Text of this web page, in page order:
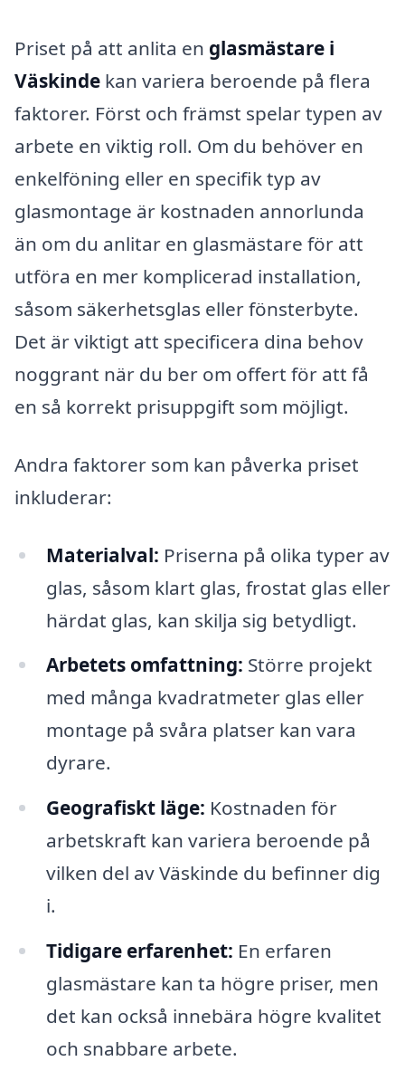
Priset på att anlita en glasmästare i
Väskinde kan variera beroende på flera
faktorer. Först och främst spelar typen av
arbete en viktig roll. Om du behöver en
enkelföning eller en specifik typ av
glasmontage är kostnaden annorlunda
än om du anlitar en glasmästare för att
utföra en mer komplicerad installation,
såsom säkerhetsglas eller fönsterbyte.
Det är viktigt att specificera dina behov
noggrant när du ber om offert för att få
en så korrekt prisuppgift som möjligt.
Andra faktorer som kan påverka priset
inkluderar:
Materialval: Priserna på olika typer av
glas, såsom klart glas, frostat glas eller
härdat glas, kan skilja sig betydligt.
Arbetets omfattning: Större projekt
med många kvadratmeter glas eller
montage på svåra platser kan vara
dyrare.
Geografiskt läge: Kostnaden för
arbetskraft kan variera beroende på
vilken del av Väskinde du befinner dig
i.
Tidigare erfarenhet: En erfaren
glasmästare kan ta högre priser, men
det kan också innebära högre kvalitet
och snabbare arbete.